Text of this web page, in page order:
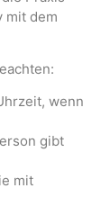
mit dem
wenn
gibt
mit